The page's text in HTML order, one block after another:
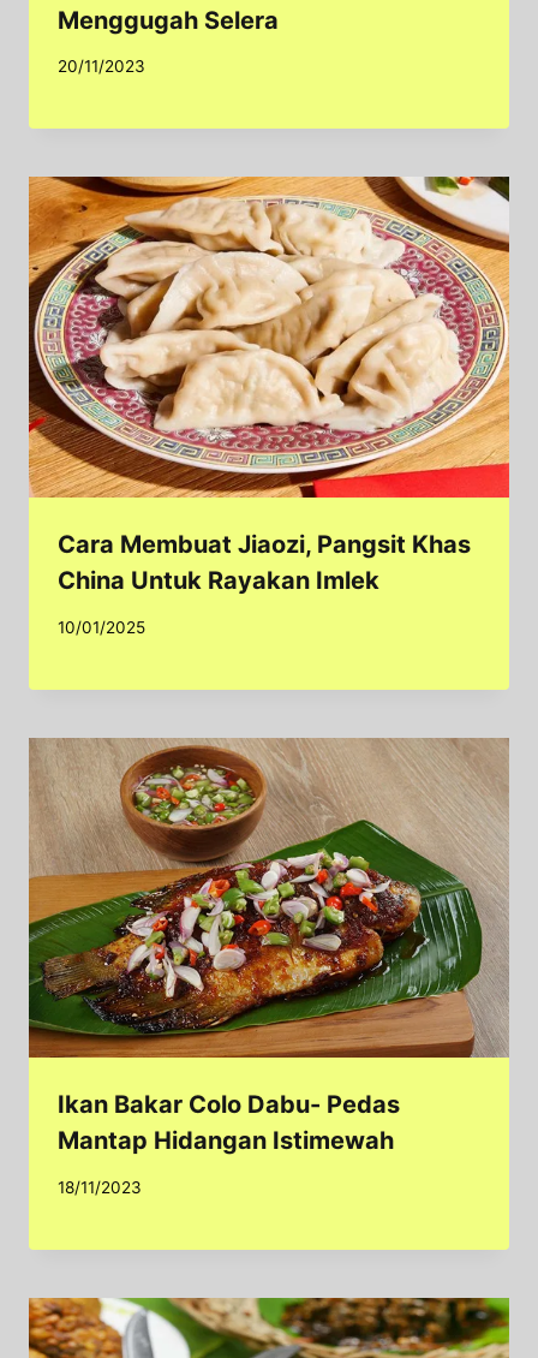
Menggugah Selera
20/11/2023
Cara Membuat Jiaozi, Pangsit Khas
China Untuk Rayakan Imlek
10/01/2025
Ikan Bakar Colo Dabu- Pedas
Mantap Hidangan Istimewah
18/11/2023